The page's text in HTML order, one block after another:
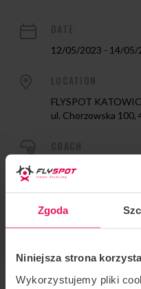
Zgoda
Niniejsza strona
Wykorzystujemy pliki
12/05/2023 - 14/05/
FLYSPOT
ul. Chorzowska
COACH
Radek Meduna